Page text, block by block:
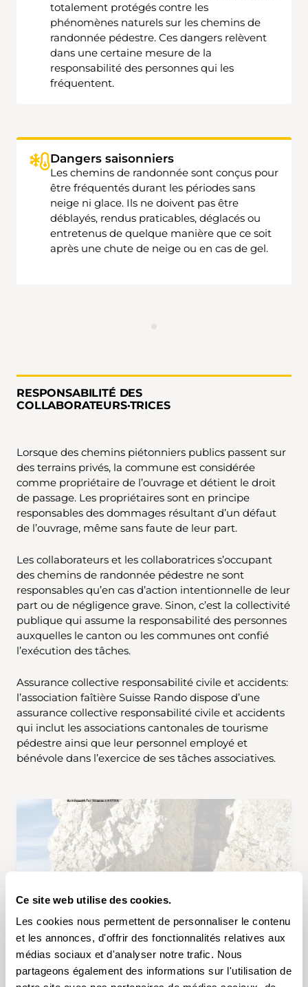
Ce site web utilise des cookies.
Les cookies nous permettent de personnaliser le contenu
et les annonces, d'offrir des fonctionnalités relatives aux
médias sociaux et d'analyser notre trafic. Nous
partageons également des informations sur l'utilisation de
totalement protégés contre les
phénomènes naturels sur les chemins de
randonnée pédestre. Ces dangers relèvent
dans une certaine mesure de la
responsabilité des personnes qui les
fréquentent.
Dangers saisonniers
Les chemins de randonnée sont conçus pour
être fréquentés durant les périodes sans
neige ni glace. Ils ne doivent pas être
déblayés, rendus praticables, déglacés ou
entretenus de quelque manière que ce soit
après une chute de neige ou en cas de gel.
RESPONSABILITÉ DES
COLLABORATEURS·TRICES
Lorsque des chemins piétonniers publics passent sur
des terrains privés, la commune est considérée
comme propriétaire de l’ouvrage et détient le droit
de passage. Les propriétaires sont en principe
responsables des dommages résultant d’un défaut
de l’ouvrage, même sans faute de leur part.
Les collaborateurs et les collaboratrices s’occupant
des chemins de randonnée pédestre ne sont
responsables qu’en cas d’action intentionnelle de leur
part ou de négligence grave. Sinon, c’est la collectivité
publique qui assume la responsabilité des personnes
auxquelles le canton ou les communes ont confié
l’exécution des tâches.
Assurance collective responsabilité civile et accidents:
l’association faîtière Suisse Rando dispose d’une
assurance collective responsabilité civile et accidents
qui inclut les associations cantonales de tourisme
pédestre ainsi que leur personnel employé et
bénévole dans l’exercice de ses tâches associatives.